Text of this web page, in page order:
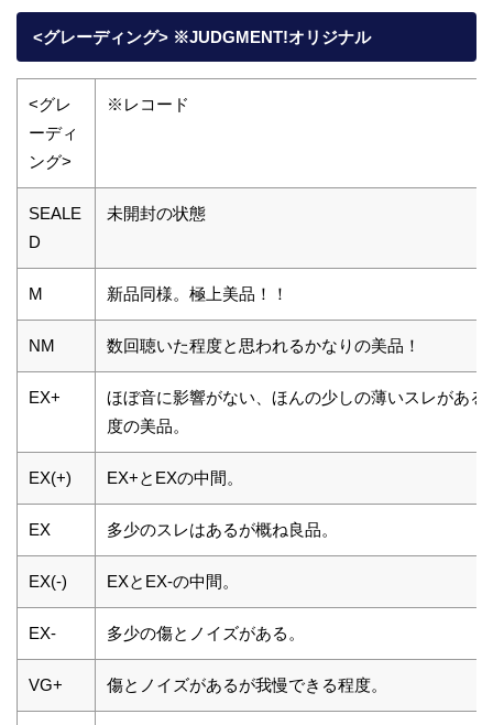
<グレーディング> ※JUDGMENT!オリジナル
<グレ
ーディ
ング>
※レコード
SEALE
D
未開封の状態
M 新品同様。極上美品！！
NM 数回聴いた程度と思われるかなりの美品！
EX+
ほぼ音に影響がない、ほんの少しの薄いスレがある
度の美品。
EX(+) EX+とEXの中間。
EX 多少のスレはあるが概ね良品。
EX(-) EXとEX-の中間。
EX- 多少の傷とノイズがある。
VG+ 傷とノイズがあるが我慢できる程度。